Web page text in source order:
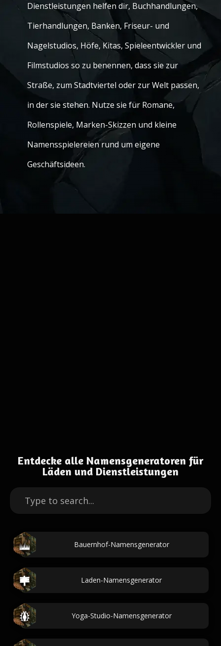
Dienstleistungen helfen dir, Buchhandlungen,
Tierhandlungen, Banken, Friseur- und
Nagelstudios, Höfe, Kitas, Spieleentwickler und
Filmstudios so zu benennen, dass sie zur
Straße, zum Stadtviertel oder zur Welt passen,
in der sie stehen. Nutze sie für Romane,
Rollenspiele, Marken-Skizzen und kleine
Namensspielereien rund um eigene
Geschäftsideen.
Entdecke alle Namensgeneratoren für
Läden und Dienstleistungen
Bauernhof-Namensgenerator
Laden-Namensgenerator
Yoga-Studio-Namensgenerator